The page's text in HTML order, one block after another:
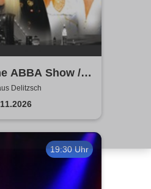
ABBA Show /
- a tribute to
Delitzsch
19:30 Uhr